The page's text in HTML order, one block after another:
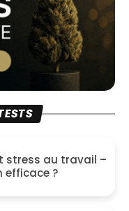
stress au travail –
efficace ?